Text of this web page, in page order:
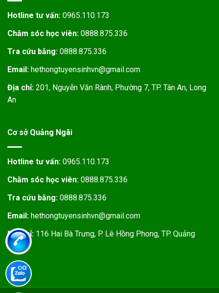
Hotline tư vấn: 0965.110.173
Chăm sóc học viên: 0888.875.336
Tra cứu bằng: 0888.875.336
Email: hethongtuyensinhvn@gmail.com
Địa chỉ: 201, Nguyễn Văn Rành, Phường 7, TP. Tân An, Long
An
Cơ sở Quảng Ngãi
Hotline tư vấn: 0965.110.173
Chăm sóc học viên: 0888.875.336
Tra cứu bằng: 0888.875.336
Email: hethongtuyensinhvn@gmail.com
Địa chỉ: 116 Hai Bà Trưng, P. Lê Hồng Phong, TP. Quảng
Ngãi